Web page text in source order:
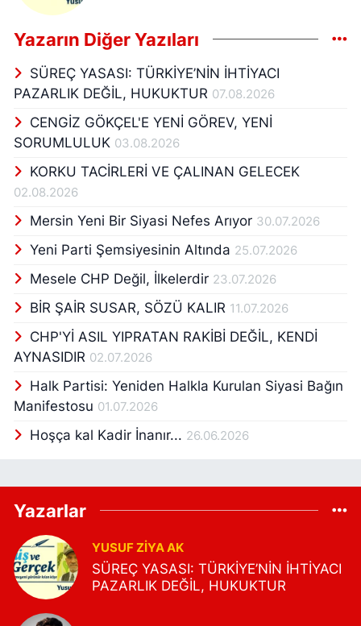
Yazarın Diğer Yazıları
SÜREÇ YASASI: TÜRKİYE’NİN İHTİYACI
PAZARLIK DEĞİL, HUKUKTUR 07.08.2026
CENGİZ GÖKÇEL'E YENİ GÖREV, YENİ
SORUMLULUK 03.08.2026
KORKU TACİRLERİ VE ÇALINAN GELECEK
02.08.2026
Mersin Yeni Bir Siyasi Nefes Arıyor 30.07.2026
Yeni Parti Şemsiyesinin Altında 25.07.2026
Mesele CHP Değil, İlkelerdir 23.07.2026
BİR ŞAİR SUSAR, SÖZÜ KALIR 11.07.2026
CHP'Yİ ASIL YIPRATAN RAKİBİ DEĞİL, KENDİ
AYNASIDIR 02.07.2026
Halk Partisi: Yeniden Halkla Kurulan Siyasi Bağın
Manifestosu 01.07.2026
Hoşça kal Kadir İnanır... 26.06.2026
Yazarlar
YUSUF ZIYA AK
SÜREÇ YASASI: TÜRKİYE’NİN İHTİYACI
PAZARLIK DEĞİL, HUKUKTUR